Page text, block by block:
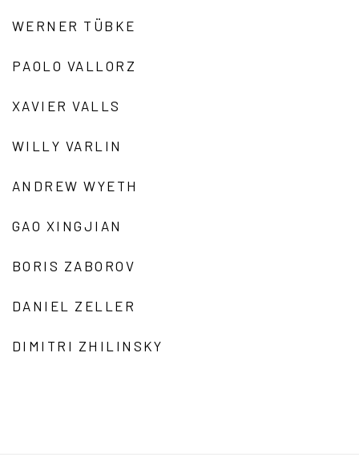
WERNER TÜBKE
PAOLO VALLORZ
XAVIER VALLS
WILLY VARLIN
ANDREW WYETH
GAO XINGJIAN
BORIS ZABOROV
DANIEL ZELLER
DIMITRI ZHILINSKY